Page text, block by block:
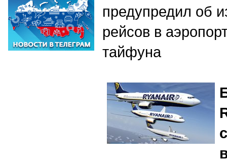
предупредил об
рейсов в
тайфуна